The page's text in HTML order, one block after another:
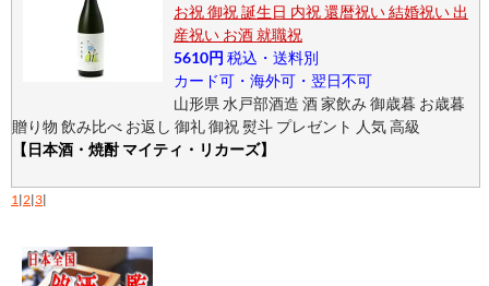
お祝 御祝 誕生日 内祝 還暦祝い 結婚祝い 出
産祝い お酒 就職祝
5610円 税込・送料別
カード可・海外可・翌日不可
山形県 水戸部酒造 酒 家飲み 御歳暮 お歳暮
贈り物 飲み比べ お返し 御礼 御祝 熨斗 プレゼント 人気 高級
【日本酒・焼酎 マイティ・リカーズ】
1|2|3|